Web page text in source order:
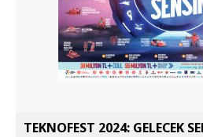
TEKNOFEST 2024: GELECEK